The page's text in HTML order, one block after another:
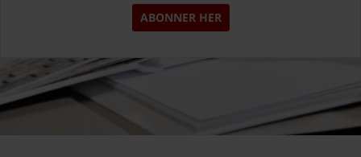
ABONNER HER